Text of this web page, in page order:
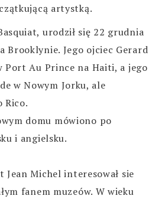
artystką.
urodził się 22 grudnia
Brooklynie. Jego ojciec Gerard
Port Au Prince na Haiti, a jego
w Nowym Jorku, ale
Rico.
domu mówiono po
i angielsku.
Jean Michel interesował sie
fanem muzeów. W wieku